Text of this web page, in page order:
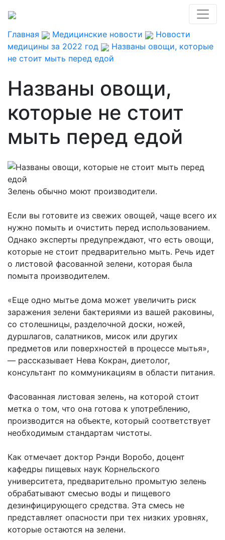
Главная Медицинские новости
Новости
медицины за 2022 год
Названы овощи, которые
не стоит мыть перед едой
Названы овощи,
которые не стоит
мыть перед едой
Зелень обычно моют производители.
Если вы готовите из свежих овощей, чаще всего их
нужно помыть и очистить перед использованием.
Однако эксперты предупреждают, что есть овощи,
которые не стоит предварительно мыть. Речь идет
о листовой фасованной зелени, которая была
помыта производителем.
«Еще одно мытье дома может увеличить риск
заражения зелени бактериями из вашей раковины,
со столешницы, разделочной доски, ножей,
дуршлагов, салатников, мисок или других
предметов или поверхностей в процессе мытья»,
— рассказывает Нева Кокран, диетолог,
консультант по коммуникациям в области питания.
Фасованная листовая зелень, на которой стоит
метка о том, что она готова к употреблению,
производится на объекте, который соответствует
необходимым стандартам чистоты.
Как отмечает доктор Рэнди Воробо, доцент
кафедры пищевых наук Корнельского
университета, предварительно промытую зелень
обрабатывают смесью воды и пищевого
дезинфицирующего средства. Эта смесь не
представляет опасности при тех низких уровнях,
которые остаются на зелени.